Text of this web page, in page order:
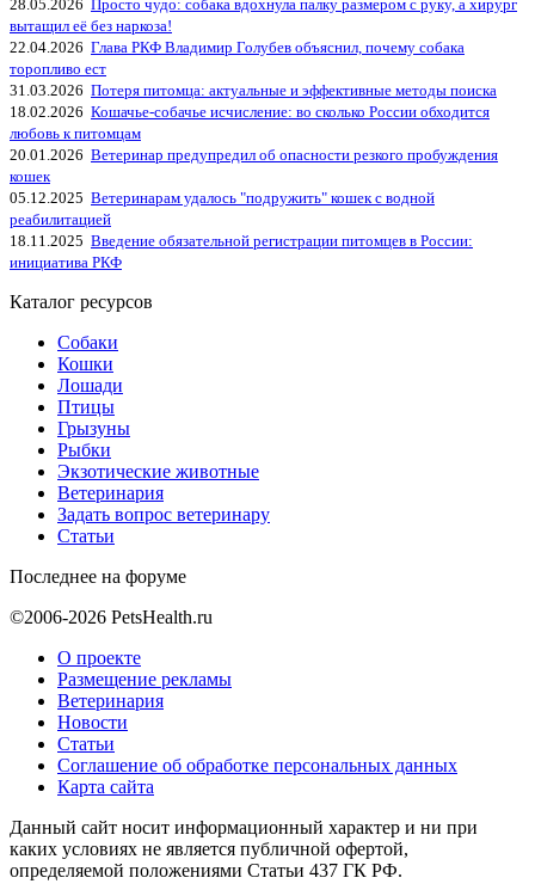
28.05.2026 Просто чудо: собака вдохнула палку размером с руку, а хирург
вытащил её без наркоза!
22.04.2026 Глава РКФ Владимир Голубев объяснил, почему собака
торопливо ест
31.03.2026 Потеря питомца: актуальные и эффективные методы поиска
18.02.2026 Кошачье-собачье исчисление: во сколько России обходится
любовь к питомцам
20.01.2026 Ветеринар предупредил об опасности резкого пробуждения
кошек
05.12.2025 Ветеринарам удалось "подружить" кошек с водной
реабилитацией
18.11.2025 Введение обязательной регистрации питомцев в России:
инициатива РКФ
Каталог ресурсов
Собаки
Кошки
Лошади
Птицы
Грызуны
Рыбки
Экзотические животные
Ветеринария
Задать вопрос ветеринару
Статьи
Последнее на форуме
©2006-2026 PetsHealth.ru
О проекте
Размещение рекламы
Ветеринария
Новости
Статьи
Соглашение об обработке персональных данных
Карта сайта
Данный сайт носит информационный характер и ни при
каких условиях не является публичной офертой,
определяемой положениями Статьи 437 ГК РФ.